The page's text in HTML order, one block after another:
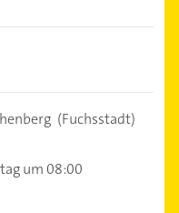
(Fuchsstadt)
um 08:00